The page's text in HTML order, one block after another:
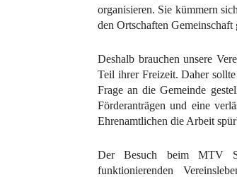
organisieren. Sie kümmern
den Ortschaften Gemeinschaft
Deshalb brauchen unsere
Teil ihrer Freizeit. Daher
Frage an die Gemeinde
Förderanträgen und eine
Ehrenamtlichen die Arbeit
Der Besuch beim MTV
funktionierenden